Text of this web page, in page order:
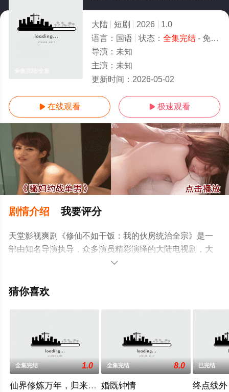
大陆 短剧 2026
1.0
语言： 国语 状态： 全集完结- 免费在线观看
导演： 未知
主演： 未知
更新时间： 2026-05-02
 在线观看  极速观看
剧情介绍 我要评分
天堂影视爽剧《修仙不如干饭：我的伙房统治全宗》是一
部由知名导演执导，众多演员精彩演绎的大陆电视剧，大
结局剧情已揭晓（全集完结），手机免费观看高清无删减
至豆瓣电视剧、电视猫或剧情网等平台了解。

猜你喜欢
全集完结 1.0
仙界修炼万年，归来的我举世无敌
全集完结 8.0
婚既钟情
已完结
终点线